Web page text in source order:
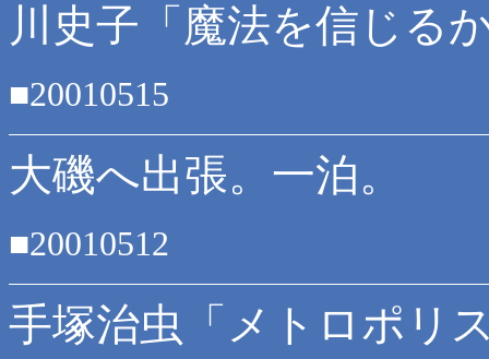
川史子「魔法を信じる
■20010515
大磯へ出張。一泊。
■20010512
手塚治虫「メトロポリ